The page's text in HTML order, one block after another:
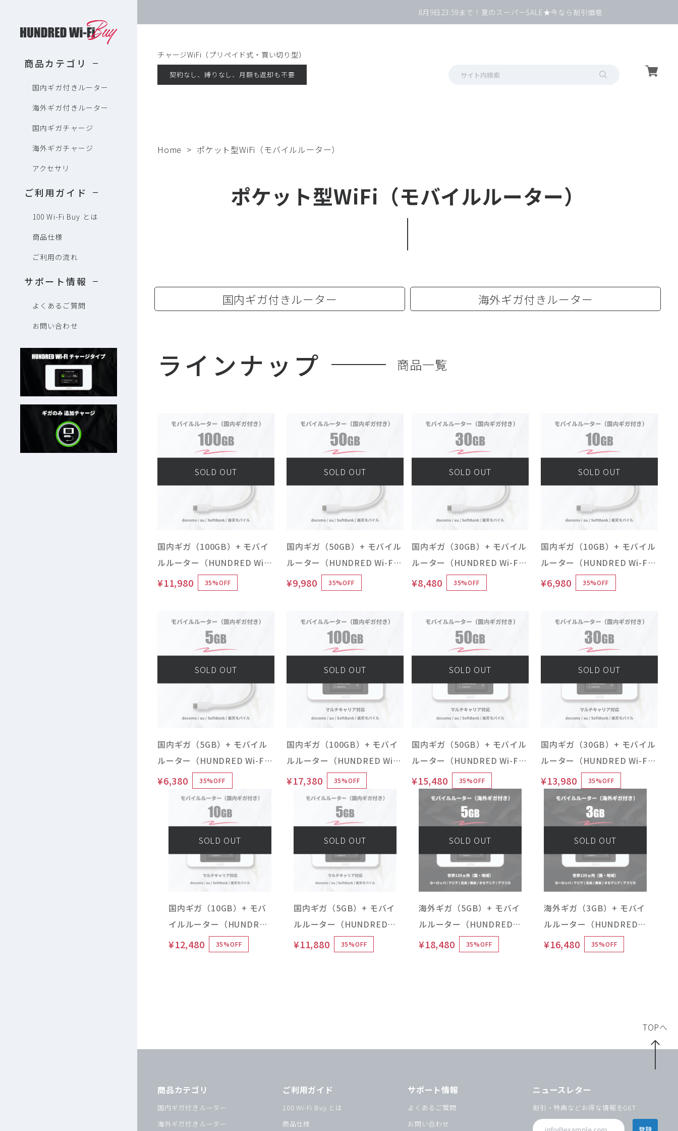
商品カテゴリ
国内ギガ付きルーター
海外ギガ付きルーター
国内ギガチャージ
海外ギガチャージ
アクセサリ
ご利用ガイド
100 Wi-Fi Buy とは
商品仕様
ご利用の流れ
サポート情報
よくあるご質問
お問い合わせ
8月9日23:59まで！夏のスーパーSALE★今なら割引価格で端末GET！
HUNDRED Wi-Fi Buy
チャージWiFi（プリペイド式・買い切り型）
契約なし、縛りなし、月額も返却も不要
Home ポケット型WiFi（モバイルルーター）
ポケット型WiFi（モバイルルーター）
国内ギガ付きルーター 海外ギガ付きルーター
ラインナップ 商品一覧
SOLD OUT
国内ギガ（100GB）+ モバイ
ルルーター（HUNDRED Wi-
Fi チャージ Type 本体）USB
/ 車載 / バッテリーレス
¥11,980 35%OFF
SOLD OUT
国内ギガ（50GB）+ モバイル
ルーター（HUNDRED Wi-Fi
チャージ Type 本体）USB /
車載 / バッテリーレス
¥9,980 35%OFF
SOLD OUT
国内ギガ（30GB）+ モバイル
ルーター（HUNDRED Wi-Fi
チャージ Type 本体）USB /
車載 / バッテリーレス
¥8,480 35%OFF
SOLD OUT
国内ギガ（10GB）+ モバイル
ルーター（HUNDRED Wi-Fi
チャージ Type 本体）USB /
車載 / バッテリーレス
¥6,980 35%OFF
SOLD OUT
国内ギガ（5GB）+ モバイル
ルーター（HUNDRED Wi-Fi
チャージ Type 本体）USB /
車載 / バッテリーレス / お買
¥6,380 35%OFF
SOLD OUT
国内ギガ（100GB）+ モバイ
ルルーター（HUNDRED Wi-
Fi チャージ Type 本体）
¥17,380 35%OFF
SOLD OUT
国内ギガ（50GB）+ モバイル
ルーター（HUNDRED Wi-Fi
チャージ Type 本体）
¥15,480 35%OFF
SOLD OUT
国内ギガ（30GB）+ モバイル
ルーター（HUNDRED Wi-Fi
チャージ Type 本体）
¥13,980 35%OFF
SOLD OUT
国内ギガ（10GB）+ モバ
イルルーター（HUNDRED
Wi-Fi チャージ Type 本
¥12,480 35%OFF
SOLD OUT
国内ギガ（5GB）+ モバイ
ルルーター（HUNDRED
Wi-Fi チャージ Type 本
体）LCD / 高機能 / スタン
¥11,880 35%OFF
SOLD OUT
海外ギガ（5GB）+ モバイ
ルルーター（HUNDRED
Wi-Fi チャージ Type 本
¥18,480 35%OFF
SOLD OUT
海外ギガ（3GB）+ モバイ
ルルーター（HUNDRED
Wi-Fi チャージ Type 本
¥16,480 35%OFF
商品カテゴリ
国内ギガ付きルーター
海外ギガ付きルーター
ご利用ガイド
100 Wi-Fi Buy とは
商品仕様
サポート情報
よくあるご質問
お問い合わせ
ニュースレター
割引・特典などお得な情報をGET
登録
TOPへ